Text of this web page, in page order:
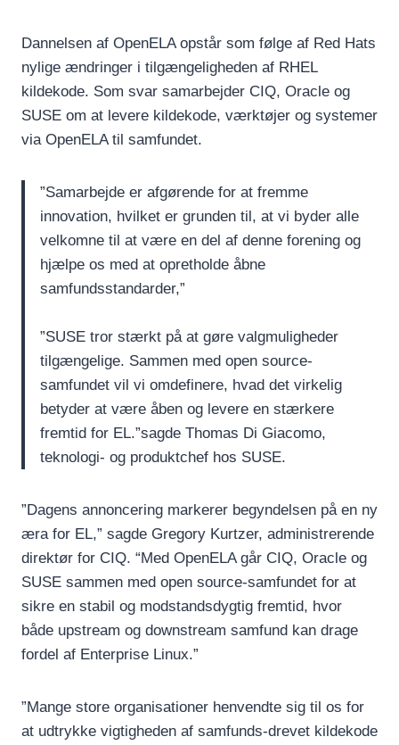
Dannelsen af OpenELA opstår som følge af Red Hats
nylige ændringer i tilgængeligheden af RHEL
kildekode. Som svar samarbejder CIQ, Oracle og
SUSE om at levere kildekode, værktøjer og systemer
via OpenELA til samfundet.
”Samarbejde er afgørende for at fremme
innovation, hvilket er grunden til, at vi byder alle
velkomne til at være en del af denne forening og
hjælpe os med at opretholde åbne
samfundsstandarder,”
”SUSE tror stærkt på at gøre valgmuligheder
tilgængelige. Sammen med open source-
samfundet vil vi omdefinere, hvad det virkelig
betyder at være åben og levere en stærkere
fremtid for EL.”sagde Thomas Di Giacomo,
teknologi- og produktchef hos SUSE.
”Dagens annoncering markerer begyndelsen på en ny
æra for EL,” sagde Gregory Kurtzer, administrerende
direktør for CIQ. “Med OpenELA går CIQ, Oracle og
SUSE sammen med open source-samfundet for at
sikre en stabil og modstandsdygtig fremtid, hvor
både upstream og downstream samfund kan drage
fordel af Enterprise Linux.”
”Mange store organisationer henvendte sig til os for
at udtrykke vigtigheden af samfunds-drevet kildekode